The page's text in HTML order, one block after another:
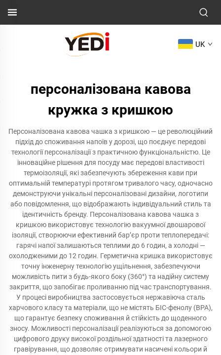
UK
персоналізована кавова
кружка з кришкою
Персоналізована кавова чашка з кришкою — це революційний
підхід до споживання напоїв у дорозі, що поєднує передові
технології персоналізації з практичною функціональністю. Це
інноваційне рішення для посуду має передові властивості
термоізоляції, які забезпечують збереження кави при
оптимальній температурі протягом тривалого часу, одночасно
демонструючи унікальні персоналізовані дизайни, логотипи
або повідомлення, що відображають індивідуальний стиль та
ідентичність бренду. Персоналізована кавова чашка з
кришкою використовує технологію вакуумної двошарової
ізоляції, створюючи ефективний бар’єр проти теплопередачі:
гарячі напої залишаються теплими до 6 годин, а холодні —
охолодженими до 12 годин. Герметична кришка використовує
точну інженерну технологію ущільнення, забезпечуючи
можливість пити з будь-якого боку (360°) та надійну систему
закриття, що запобігає проливанню під час транспортування.
У процесі виробництва застосовується нержавіюча сталь
харчового класу та матеріали, що не містять БІС-фенолу (BPA),
що гарантує безпеку споживання й стійкість до щоденного
зносу. Можливості персоналізації реалізуються за допомогою
цифрового друку високої роздільної здатності та лазерного
гравірування, що дозволяє отримувати насичені кольори й